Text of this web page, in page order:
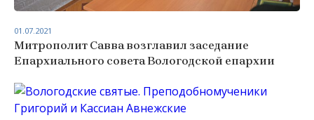
Митрополит Савва возглавил заседание
Епархиального совета Вологодской епархии
01.07.2021